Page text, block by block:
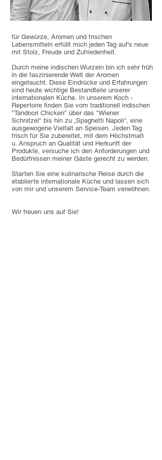
für Gewürze, Aromen und frischen
Lebensmitteln erfüllt mich jeden Tag auf's neue
mit Stolz, Freude und Zufriedenheit.
Durch meine indischen Wurzeln bin ich sehr früh
in die faszinierende Welt der Aromen
eingetaucht. Diese Eindrücke und Erfahrungen
sind heute wichtige Bestandteile unserer
internationalen Küche. In unserem Koch -
Repertoire finden Sie vom traditionell indischen
"Tandoori Chicken" über das "Wiener
Schnitzel" bis hin zu „Spaghetti Napoli“, eine
ausgewogene Vielfalt an Speisen. Jeden Tag
frisch für Sie zubereitet, mit dem Höchstmaß
u. Anspruch an Qualität und Herkunft der
Produkte, versuche ich den Anforderungen und
Bedürfnissen meiner Gäste gerecht zu werden.
Starten Sie eine kulinarische Reise durch die
etablierte internationale Küche und lassen sich
von mir und unserem Service-Team verwöhnen.
Wir freuen uns auf Sie!